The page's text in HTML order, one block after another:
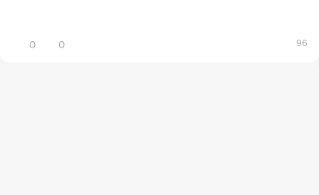
0 0 96